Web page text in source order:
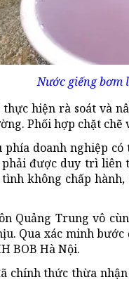
Nước giếng bơm
hiện rà soát và
Phối hợp chặt chẽ
phía doanh nghiệp
được duy trì
không chấp
Quảng Trung vô
Qua xác minh
BOB Hà Nội.
chính thức thừa